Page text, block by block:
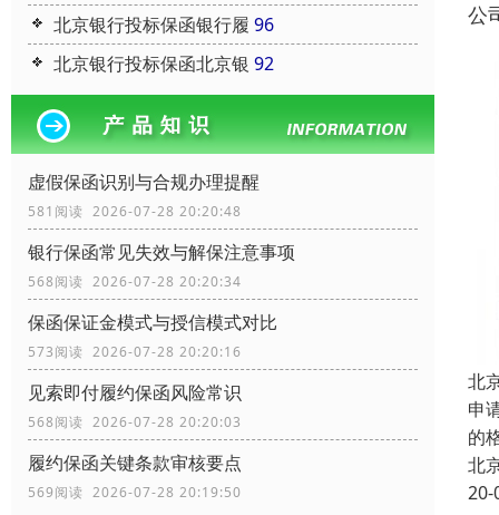
北京银行投标保函银行履 96
北京银行投标保函北京银 92
虚假保函识别与合规办理提醒
581阅读 2026-07-28 20:20:48
银行保函常见失效与解保注意事项
568阅读 2026-07-28 20:20:34
保函保证金模式与授信模式对比
573阅读 2026-07-28 20:20:16
见索即付履约保函风险常识
568阅读 2026-07-28 20:20:03
履约保函关键条款审核要点
569阅读 2026-07-28 20:19:50
公
北
申
的
北
20-